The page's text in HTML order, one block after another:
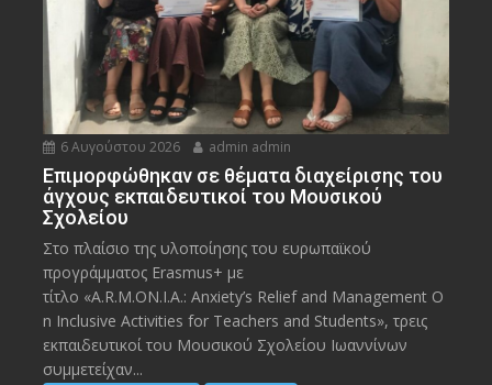
6 Αυγούστου 2026 admin admin
Eπιμορφώθηκαν σε θέματα διαχείρισης του
άγχους εκπαιδευτικοί του Μουσικού
Σχολείου
Στο πλαίσιο της υλοποίησης του ευρωπαϊκού
προγράμματος Erasmus+ με
τίτλο «A.R.M.ON.I.A.: Anxiety’s Relief and Management O
n Inclusive Activities for Teachers and Students», τρεις
εκπαιδευτικοί του Μουσικού Σχολείου Ιωαννίνων
συμμετείχαν...